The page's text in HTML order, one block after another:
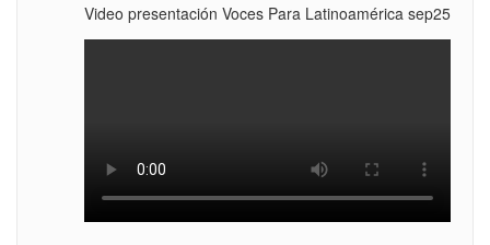
Video presentación Voces Para Latinoamérica sep25